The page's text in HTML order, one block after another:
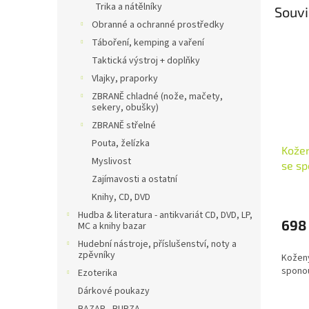
Trika a nátělníky
Obranné a ochranné prostředky
Táboření, kemping a vaření
Taktická výstroj + doplňky
Vlajky, praporky
ZBRANĚ chladné (nože, mačety,
sekery, obušky)
ZBRANĚ střelné
Pouta, želízka
Myslivost
Zajímavosti a ostatní
Knihy, CD, DVD
Hudba & literatura - antikvariát CD, DVD, LP,
MC a knihy bazar
Hudební nástroje, příslušenství, noty a
zpěvníky
Ezoterika
Dárkové poukazy
se
698